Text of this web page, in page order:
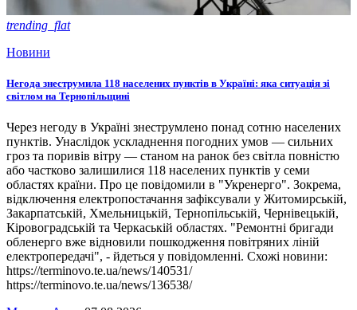
trending_flat
Новини
Негода знеструмила 118 населених пунктів в Україні: яка ситуація зі
світлом на Тернопільщині
Через негоду в Україні знеструмлено понад сотню населених
пунктів. Унаслідок ускладнення погодних умов — сильних
гроз та поривів вітру — станом на ранок без світла повністю
або частково залишилися 118 населених пунктів у семи
областях країни. Про це повідомили в "Укренерго". Зокрема,
відключення електропостачання зафіксували у Житомирській,
Закарпатській, Хмельницькій, Тернопільській, Чернівецькій,
Кіровоградській та Черкаській областях. "Ремонтні бригади
обленерго вже відновили пошкодження повітряних ліній
електропередачі", - йдеться у повідомленні. Схожі новини:
https://terminovo.te.ua/news/140531/
https://terminovo.te.ua/news/136538/